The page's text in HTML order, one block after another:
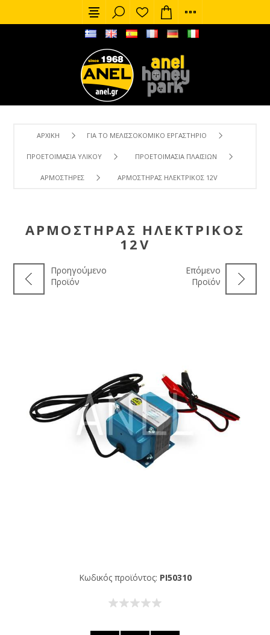
ΑΡΧΙΚΉ ΓΙΑ ΤΟ ΜΕΛΙΣΣΟΚΟΜΙΚΌ ΕΡΓΑΣΤΉΡΙΟ
ΠΡΟΕΤΟΙΜΑΣΊΑ ΥΛΙΚΟΎ ΠΡΟΕΤΟΙΜΑΣΊΑ ΠΛΑΙΣΊΩΝ
ΑΡΜΟΣΤΉΡΕΣ ΑΡΜΟΣΤΉΡΑΣ ΗΛΕΚΤΡΙΚΌΣ 12V
ΑΡΜΟΣΤΉΡΑΣ ΗΛΕΚΤΡΙΚΌΣ
12V
Προηγούμενο
Προϊόν
Επόμενο
Προϊόν
Κωδικός προϊόντος: PI50310